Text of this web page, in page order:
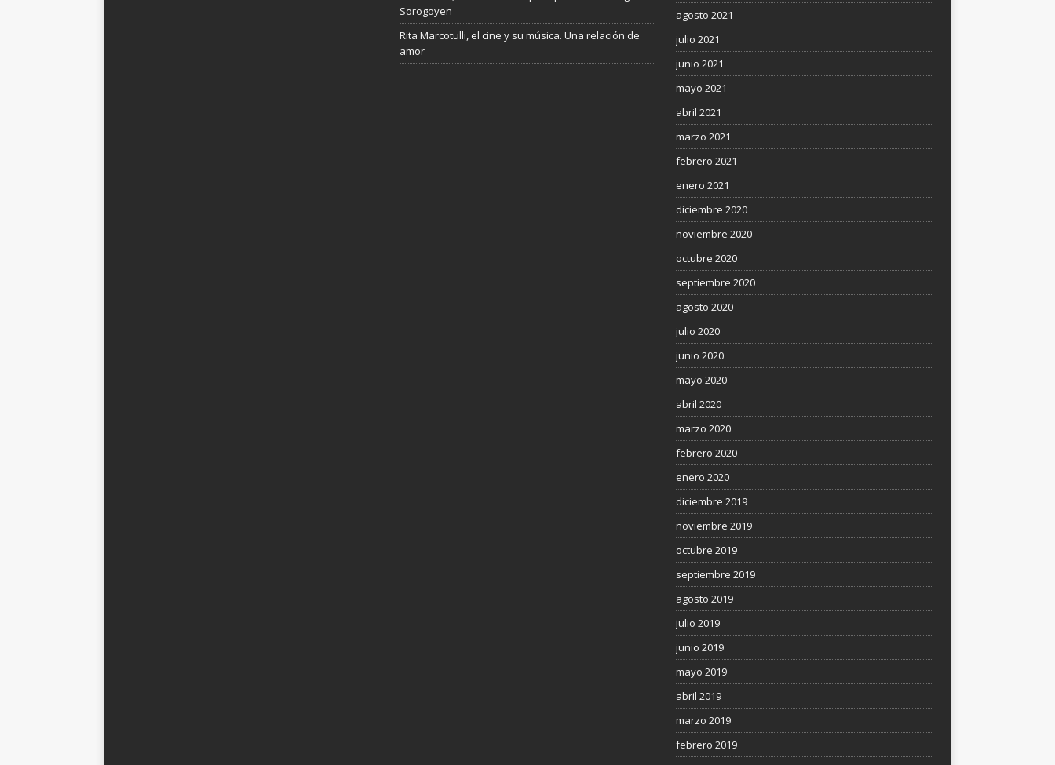
Sorogoyen
Rita Marcotulli, el cine y su música. Una relación de
amor
agosto 2021
julio 2021
junio 2021
mayo 2021
abril 2021
marzo 2021
febrero 2021
enero 2021
diciembre 2020
noviembre 2020
octubre 2020
septiembre 2020
agosto 2020
julio 2020
junio 2020
mayo 2020
abril 2020
marzo 2020
febrero 2020
enero 2020
diciembre 2019
noviembre 2019
octubre 2019
septiembre 2019
agosto 2019
julio 2019
junio 2019
mayo 2019
abril 2019
marzo 2019
febrero 2019